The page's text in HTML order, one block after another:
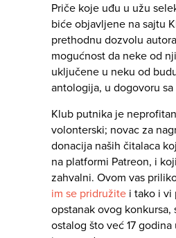
Priče koje uđu u užu
biće objavljene na sajtu
prethodnu dozvolu
mogućnost da neke od
uključene u neku od
antologija, u dogovoru sa
Klub putnika je
volonterski; novac za
donacija naših čitalaca
na platformi Patreon, i
zahvalni. Ovom vas
im se pridružite i tako i vi
opstanak ovog konkursa,
ostalog što već 17